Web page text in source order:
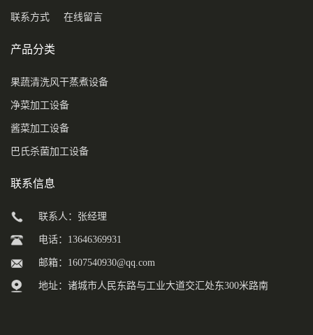
联系方式 在线留言
产品分类
果蔬清洗风干蒸煮设备
净菜加工设备
酱菜加工设备
巴氏杀菌加工设备
联系信息
联系人：张经理
电话：13646369931
邮箱： 1607540930@qq.com
地址：诸城市人民东路与工业大道交汇处东300米路南